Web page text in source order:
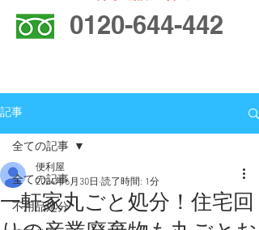
0120-644-442
記事
全ての記事
不用品処分
全ての記事
一軒家丸ごと処分！住宅回
便利屋
2024年6月30日 読了時間: 1分